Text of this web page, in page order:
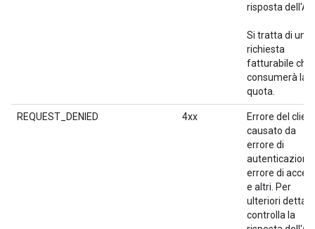
risposta
Si tratta di una
richiesta
fatturabile che
consumerà la
quota.
REQUEST_DENIED 4xx
Errore del client
causato da
errore di
autenticazione,
errore di
e altri. Per
ulteriori
controlla la